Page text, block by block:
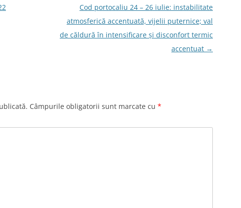
Cod portocaliu 24 – 26 iulie: instabilitate
atmosferică accentuată, vijelii puternice; val
de căldură în intensificare și disconfort termic
accentuat →
Câmpurile obligatorii sunt marcate cu *